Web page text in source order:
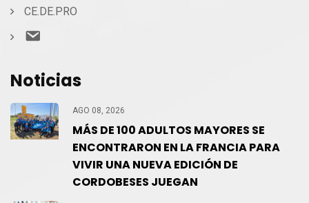
CE.DE.PRO
Noticias
AGO 08, 2026
MÁS DE 100 ADULTOS MAYORES SE
ENCONTRARON EN LA FRANCIA PARA
VIVIR UNA NUEVA EDICIÓN DE
CORDOBESES JUEGAN